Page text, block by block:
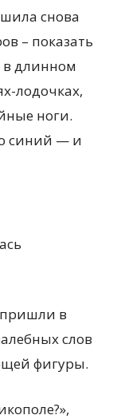
снова
– показать
в длинном
лодочках,
ноги.
синий — и
пришли в
слов
фигуры.